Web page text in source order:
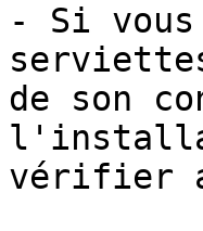
- Si
de son
vérifier